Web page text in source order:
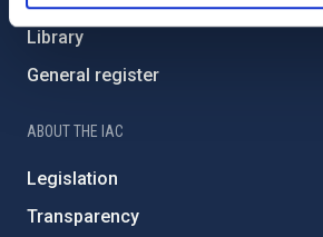
Library
General register
ABOUT THE IAC
Legislation
Transparency